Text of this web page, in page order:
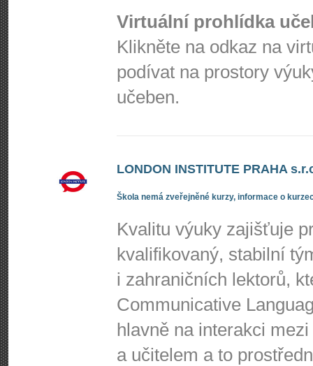
Virtuální prohlídka
Klikněte na odkaz na
podívat na prostory
učeben.
LONDON INSTITUTE PRAHA
Škola nemá zveřejněné kurzy, informace o
Kvalitu výuky zajišťuje
kvalifikovaný, stabilní
i zahraničních lektorů,
Communicative
hlavně na interakci
a učitelem a to